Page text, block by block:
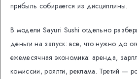
прибыль собирается из дисциплины.
В модели Sayuri Sushi отдельно
деньги на запуск: все, что нужно до
ежемесячная экономика: аренда,
комиссии, роялти, реклама. Третий —